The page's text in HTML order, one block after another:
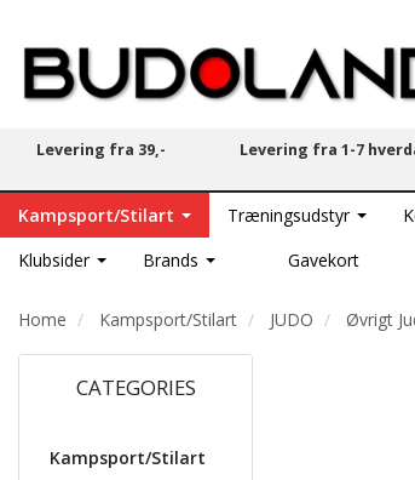
Levering fra 39,- Levering fra 1-7
Kampsport/Stilart Træningsudstyr
Klubsider
Brands Gavekort
Home Kampsport/Stilart JUDO Øvrigt
CATEGORIES
Kampsport/Stilart